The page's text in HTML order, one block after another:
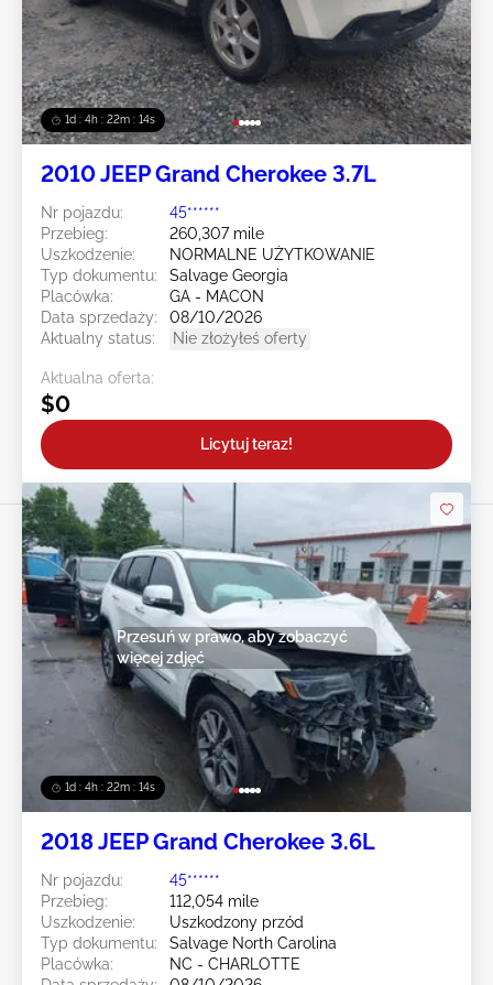
1d : 4h : 22m : 12s
2010 JEEP Grand Cherokee 3.7L
Nr pojazdu:
45******
Przebieg:
260,307 mile
Uszkodzenie:
NORMALNE UŻYTKOWANIE
Typ dokumentu:
Salvage Georgia
Placówka:
GA - MACON
Data sprzedaży:
08/10/2026
Aktualny status:
Nie złożyłeś oferty
Aktualna oferta:
$0
Licytuj teraz!
1d : 4h : 22m : 12s
Przesuń w prawo, aby zobaczyć
więcej zdjęć
2018 JEEP Grand Cherokee 3.6L
Nr pojazdu:
45******
Przebieg:
112,054 mile
Uszkodzenie:
Uszkodzony przód
Typ dokumentu:
Salvage North Carolina
Placówka:
NC - CHARLOTTE